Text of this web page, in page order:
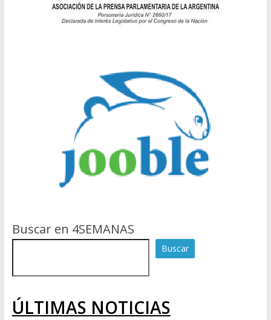
Buscar en 4SEMANAS
Buscar
ÚLTIMAS NOTICIAS